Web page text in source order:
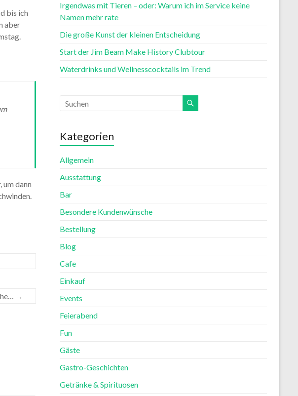
bis ich
aber
dann
→
Irgendwas mit Tieren – oder: Warum ich im Service keine
Namen mehr rate
Die große Kunst der kleinen Entscheidung
Start der Jim Beam Make History Clubtour
Waterdrinks und Wellnesscocktails im Trend
Kategorien
Allgemein
Ausstattung
Bar
Besondere Kundenwünsche
Bestellung
Blog
Cafe
Einkauf
Events
Feierabend
Fun
Gäste
Gastro-Geschichten
Getränke & Spirituosen